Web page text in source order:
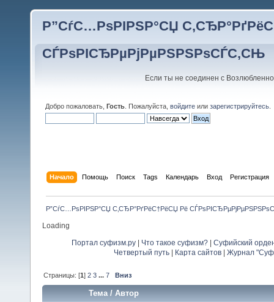
Р”СѓС…РѕРІРЅР°СЏ
СЃРѕРІСЂРµРјРµРЅРЅРѕСЃС‚СЊ
Если ты не соединен с
Добро пожаловать, Гость . Пожалуйста, войдите или зарегистрируйтесь
Начало Помощь Поиск Tags Календарь Вход Регистрация
Р”СѓС…РѕРІРЅР°СЏ С‚СЂР°РґРёС†РёСЏ Рё
Loading
Портал суфизм.ру Что такое суфизм?
Суфийский
Четвертый путь| Карта сайтов| Журнал
Страницы: [1]2 3 ...7 Вниз
Тема/Автор